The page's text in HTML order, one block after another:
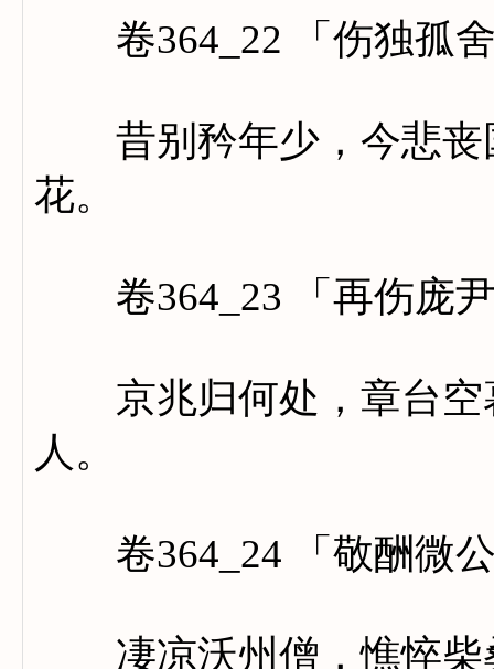
卷364_22 「伤独孤舍
昔别矜年少，今悲丧
花。
卷364_23 「再伤庞
京兆归何处，章台空
人。
卷364_24 「敬酬微公
凄凉沃州僧，憔悴柴